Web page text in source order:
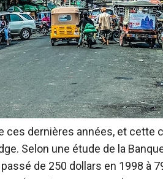
ces dernières années, et cette
Selon une étude de la
de 250 dollars en 1998 à